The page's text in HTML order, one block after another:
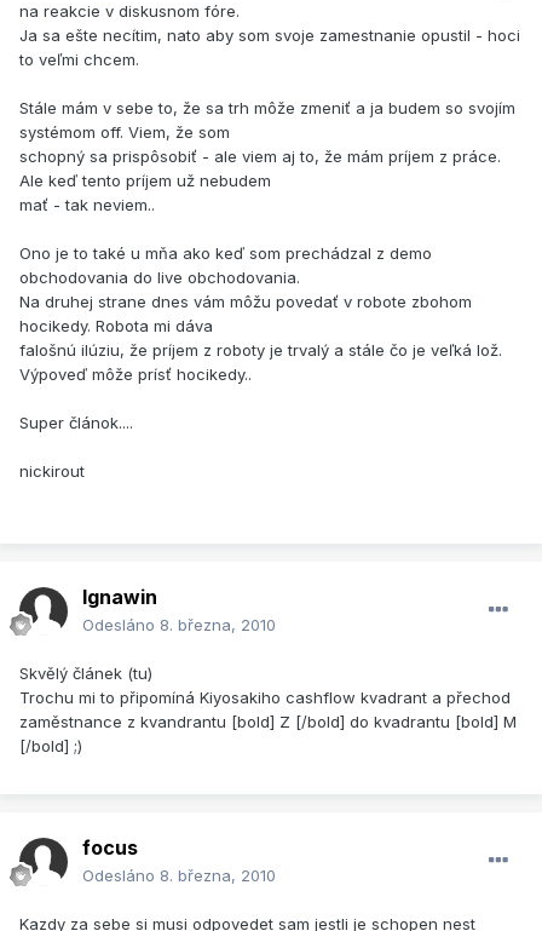
na reakcie v diskusnom fóre.
Ja sa ešte necítim, nato aby som svoje zamestnanie opustil - hoci
to veľmi chcem.
Stále mám v sebe to, že sa trh môže zmeniť a ja budem so svojím
systémom off. Viem, že som
schopný sa prispôsobiť - ale viem aj to, že mám príjem z práce.
Ale keď tento príjem už nebudem
mať - tak neviem..
Ono je to také u mňa ako keď som prechádzal z demo
obchodovania do live obchodovania.
Na druhej strane dnes vám môžu povedať v robote zbohom
hocikedy. Robota mi dáva
falošnú ilúziu, že príjem z roboty je trvalý a stále čo je veľká lož.
Výpoveď môže prísť hocikedy..
Super článok....
nickirout
Ignawin
Odesláno 8. března, 2010
Skvělý článek (tu)
Trochu mi to připomíná Kiyosakiho cashflow kvadrant a přechod
zaměstnance z kvandrantu [bold] Z [/bold] do kvadrantu [bold] M
[/bold] ;)
focus
Odesláno 8. března, 2010
Kazdy za sebe si musi odpovedet sam jestli je schopen nest